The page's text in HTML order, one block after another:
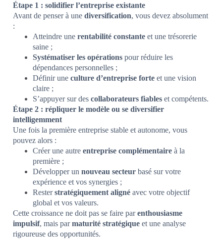
Étape 1 : solidifier l’entreprise existante
Avant de penser à une diversification, vous devez absolument
:
Atteindre une rentabilité constante et une trésorerie
saine ;
Systématiser les opérations pour réduire les
dépendances personnelles ;
Définir une culture d’entreprise forte et une vision
claire ;
S’appuyer sur des collaborateurs fiables et compétents.
Étape 2 : répliquer le modèle ou se diversifier
intelligemment
Une fois la première entreprise stable et autonome, vous
pouvez alors :
Créer une autre entreprise complémentaire à la
première ;
Développer un nouveau secteur basé sur votre
expérience et vos synergies ;
Resterstratégiquement aligné avec votre objectif
global et vos valeurs.
Cette croissance ne doit pas se faire parenthousiasme
impulsif, mais parmaturité stratégique et une analyse
rigoureuse des opportunités.